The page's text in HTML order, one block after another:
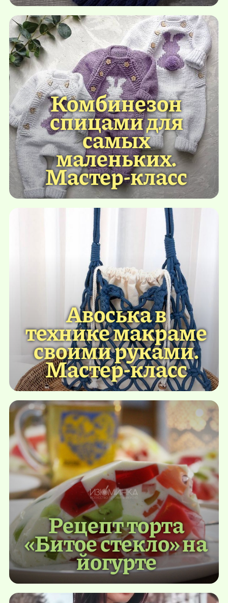
Комбинезон
спицами для
самых
маленьких.
Мастер-класс
Авоська в
технике макраме
своими руками.
Мастер-класс
Рецепт торта
«Битое стекло» на
йогурте